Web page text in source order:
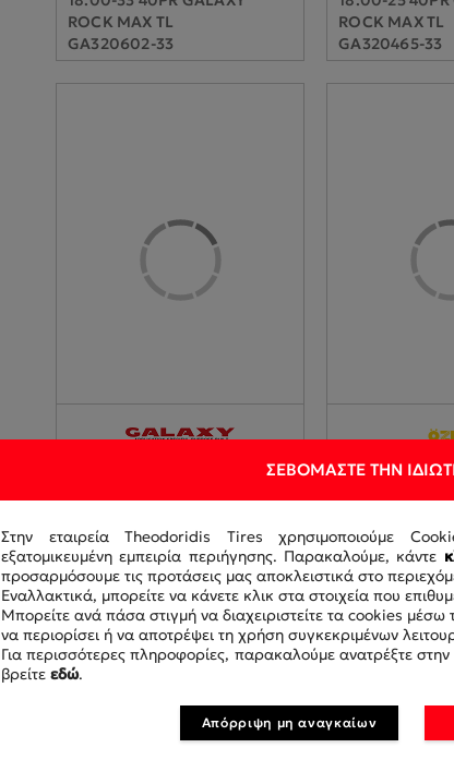
ROCK MAX TL
GA320602-33
ROCK MAX TL
GA320465-33
16/70-20 (405/70-20)(14.5-
GA283336-36
16.00-24 16PR
ΣΕΒΌΜΑΣΤΕ ΤΗΝ
Στην εταιρεία Theodoridis Tires χρησιμοποιούμε
εξατομικευμένη εμπειρία περιήγησης. Παρακαλούμε, κάντε
προσαρμόσουμε τις προτάσεις μας αποκλειστικά στο
Εναλλακτικά, μπορείτε να κάνετε κλικ στα στοιχεία που
Μπορείτε ανά πάσα στιγμή να διαχειριστείτε τα cookies
να περιορίσει ή να αποτρέψει τη χρήση συγκεκριμένων
Για περισσότερες πληροφορίες, παρακαλούμε ανατρέξτε
βρείτε εδώ.
Απόρριψη μη αναγκαίων